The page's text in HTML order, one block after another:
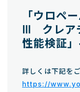
「ウロペ
Ⅲ クレア
性能検証
詳しくは下記を
https://